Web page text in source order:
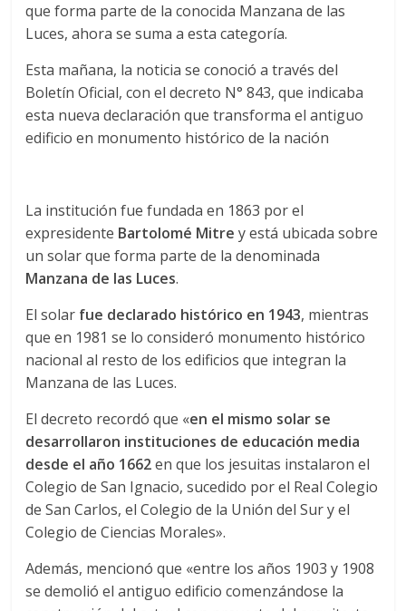
que forma parte de la conocida Manzana de las
Luces, ahora se suma a esta categoría.
Esta mañana, la noticia se conoció a través del
Boletín Oficial, con el decreto N° 843, que indicaba
esta nueva declaración que transforma el antiguo
edificio en monumento histórico de la nación
La institución fue fundada en 1863 por el
expresidente Bartolomé Mitrey está ubicada sobre
un solar que forma parte de la denominada
Manzana de las Luces.
El solar fue declarado histórico en 1943, mientras
que en 1981 se lo consideró monumento histórico
nacional al resto de los edificios que integran la
Manzana de las Luces.
El decreto recordó que «en el mismo solar se
desarrollaron instituciones de educación media
desde el año 1662en que los jesuitas instalaron el
Colegio de San Ignacio, sucedido por el Real Colegio
de San Carlos, el Colegio de la Unión del Sur y el
Colegio de Ciencias Morales».
Además, mencionó que «entre los años 1903 y 1908
se demolió el antiguo edificio comenzándose la